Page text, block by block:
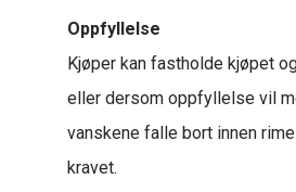
Oppfyllelse
Kjøper kan fastholde kjøpet
eller dersom oppfyllelse vil
vanskene falle bort innen
kravet.